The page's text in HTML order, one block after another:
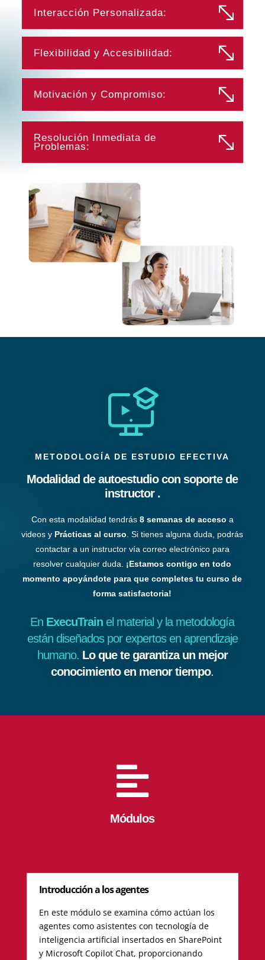
Interacción Personalizada:
Flexibilidad y Accesibilidad:
Motivación y Compromiso:
Resolución Inmediata de
Problemas:
METODOLOGÍA DE ESTUDIO EFECTIVA
Modalidad de autoestudio con soporte de
instructor .
Con esta modalidad tendrás8 semanas de acceso a
videos y Prácticas al curso. Si tienes alguna duda, podrás
contactar a un instructor vía correo electrónico para
resolver cualquier duda. ¡Estamos contigo en todo
momento apoyándote para que completes tu curso de
forma satisfactoria!
En ExecuTrain el material y la metodología
están diseñados por expertos en aprendizaje
humano. Lo que te garantiza un mejor
conocimiento en menor tiempo.

Módulos
Introducción a los agentes
En este módulo se examina cómo actúan los
agentes como asistentes con tecnología de
inteligencia artificial insertados en SharePoint
y Microsoft Copilot Chat, proporcionando